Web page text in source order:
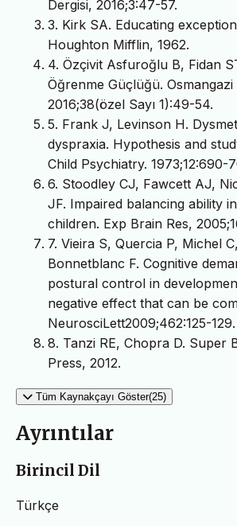
Dergisi, 2016;3:47-57.
3. Kirk SA. Educating
Houghton Mifflin, 1962.
4. Özçivit Asfuroğlu B, Fidan
Öğrenme Güçlüğü. Osmangazi
2016;38(özel Sayı 1):49-54.
5. Frank J, Levinson H.
dyspraxia. Hypothesis and
Child Psychiatry. 1973;12:690-
6. Stoodley CJ, Fawcett AJ,
JF. Impaired balancing ability
children. Exp Brain Res,
7. Vieira S, Quercia P, Michel
Bonnetblanc F. Cognitive
postural control in
negative effect that can be
NeurosciLett2009;462:125-129.
8. Tanzi RE, Chopra D. Super
Press, 2012.
Tüm Kaynakçayı Göster(25)
Ayrıntılar
Birincil Dil
Türkçe